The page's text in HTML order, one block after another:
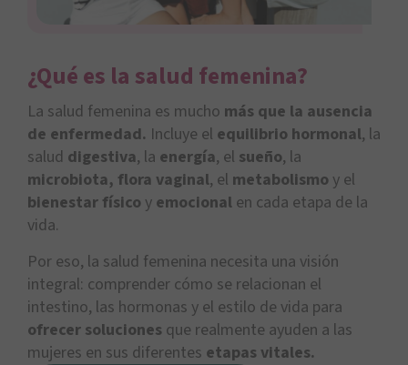
¿Qué es la salud femenina?
La salud femenina es mucho más que la ausencia
de enfermedad. Incluye el equilibrio hormonal, la
salud digestiva, la energía, el sueño, la
microbiota, flora vaginal, el metabolismo y el
bienestar físico y emocional en cada etapa de la
vida.
Por eso, la salud femenina necesita una visión
integral: comprender cómo se relacionan el
intestino, las hormonas y el estilo de vida para
ofrecer soluciones que realmente ayuden a las
mujeres en sus diferentes etapas vitales.